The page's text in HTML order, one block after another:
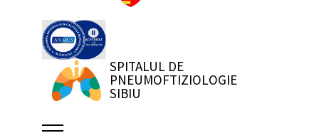
SPITALUL DE
PNEUMOFTIZIOLOGIE
SIBIU